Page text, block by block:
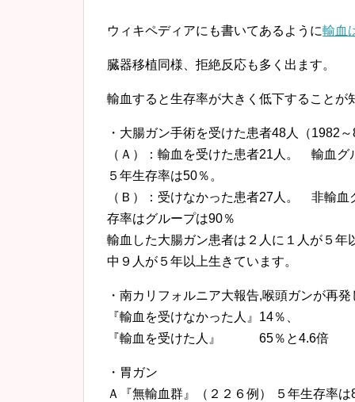
ウィキペディアにも書いてあるように輸血
臓器移植同様、拒絶反応も多く出ます。
輸血すると生存率が大きく低下することが
・大腸ガン手術を受けた患者48人（1982
（Ａ）：輸血を受けた患者21人。 輸
５年生存率は50％。
（Ｂ）：受けなかった患者27人。 非輸
存率はグループは90％
輸血した大腸ガン患者は２人に１人が５
中９人が５年以上生きています。
・南カリフォルニア大報告,喉頭ガンが再
『輸血を受けなかった人』14％、
『輸血を受けた人』 65％と4.6倍
・胃ガン
Ａ『無輸血群』（２２６例） ５年生存率は